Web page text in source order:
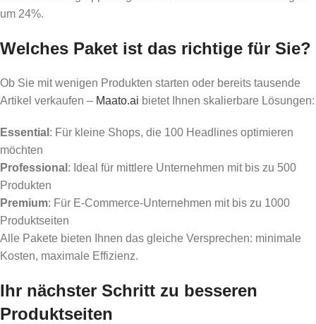
um 24%.
Welches Paket ist das richtige für Sie?
Ob Sie mit wenigen Produkten starten oder bereits tausende
Artikel verkaufen – Maato.ai bietet Ihnen skalierbare Lösungen:
Essential : Für kleine Shops, die 100 Headlines optimieren
möchten
Professional : Ideal für mittlere Unternehmen mit bis zu 500
Produkten
Premium: Für E-Commerce-Unternehmen mit bis zu 1000
Produktseiten
Alle Pakete bieten Ihnen das gleiche Versprechen: minimale
Kosten, maximale Effizienz.
Ihr nächster Schritt zu besseren
Produktseiten